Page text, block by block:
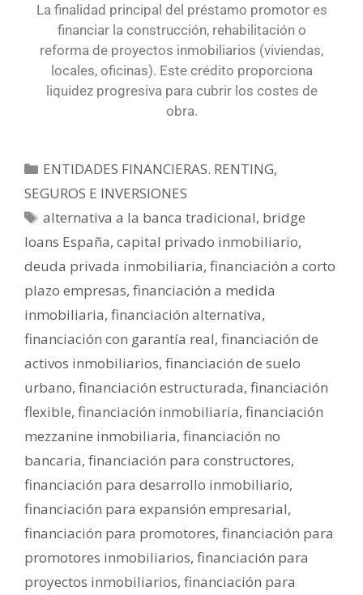
La finalidad principal del préstamo promotor es
financiar la construcción, rehabilitación o
reforma de proyectos inmobiliarios (viviendas,
locales, oficinas). Este crédito proporciona
liquidez progresiva para cubrir los costes de
obra.
ENTIDADES FINANCIERAS. RENTING,
SEGUROS E INVERSIONES
alternativa a la banca tradicional, bridge
loans España, capital privado inmobiliario,
deuda privada inmobiliaria, financiación a corto
plazo empresas, financiación a medida
inmobiliaria, financiación alternativa,
financiación con garantía real, financiación de
activos inmobiliarios, financiación de suelo
urbano, financiación estructurada, financiación
flexible, financiación inmobiliaria, financiación
mezzanine inmobiliaria, financiación no
bancaria, financiación para constructores,
financiación para desarrollo inmobiliario,
financiación para expansión empresarial,
financiación para promotores, financiación para
promotores inmobiliarios, financiación para
proyectos inmobiliarios, financiación para